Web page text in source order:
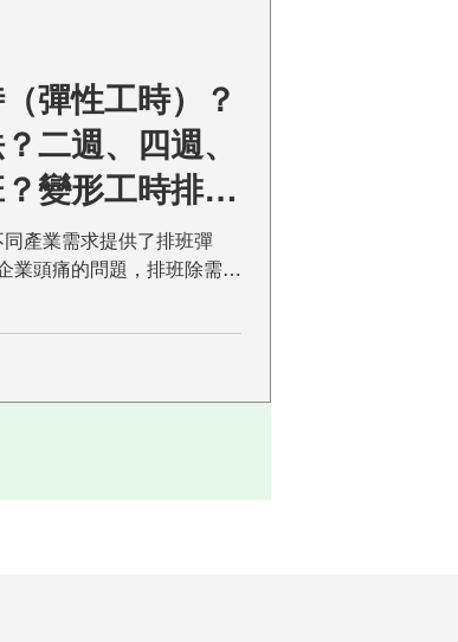
彈性工時）？
二週、四週、
變形工時排班
產業需求提供了排班彈
業頭痛的問題，排班除需考